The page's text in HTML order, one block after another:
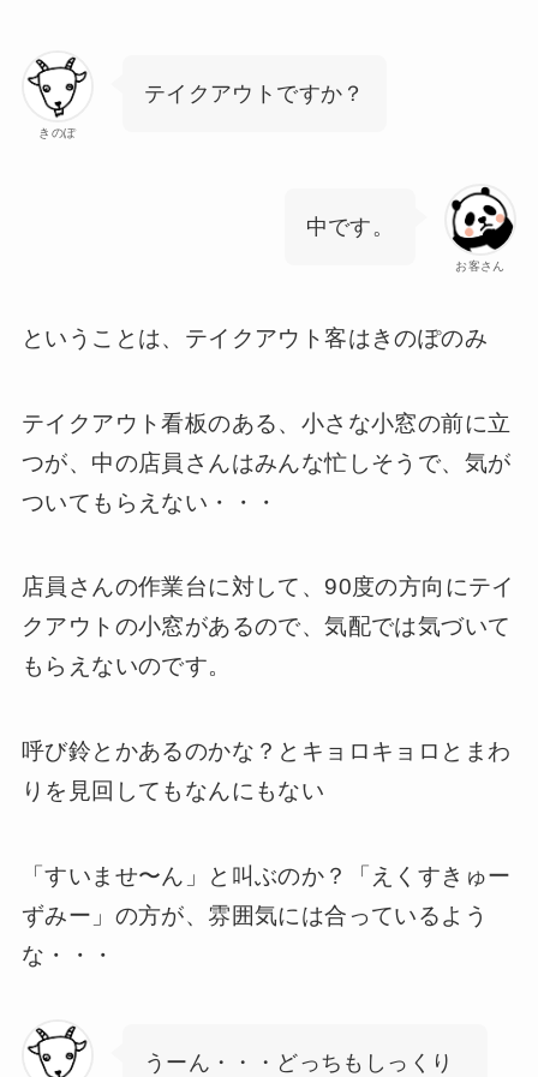
きのぽ
テイクアウトですか？
お客さん
中です。
ということは、テイクアウト客はきのぽのみ
テイクアウト看板のある、小さな小窓の前に立
つが、中の店員さんはみんな忙しそうで、気が
ついてもらえない・・・
店員さんの作業台に対して、90度の方向にテイ
クアウトの小窓があるので、気配では気づいて
もらえないのです。
呼び鈴とかあるのかな？とキョロキョロとまわ
りを見回してもなんにもない
「すいませ〜ん」と叫ぶのか？「えくすきゅー
ずみー」の方が、雰囲気には合っているよう
な・・・
うーん・・・どっちもしっくり